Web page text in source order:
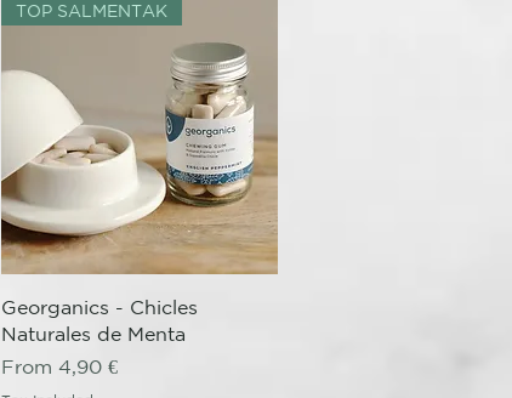
Quick View
TOP SALMENTAK
Georganics - Chicles
Naturales de Menta
From4,90 €
Sale Price